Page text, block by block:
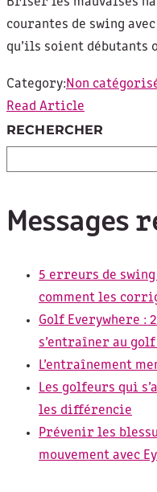
courantes de swing
qu’ils soient débutants
Category:Non
Read Article
RECHERCHER
Messages
5 erreurs de
comment les
Golf Everywhere :
s’entraîner au
L’entraînement
Les golfeurs qui
les différencie
Prévenir les
mouvement avec